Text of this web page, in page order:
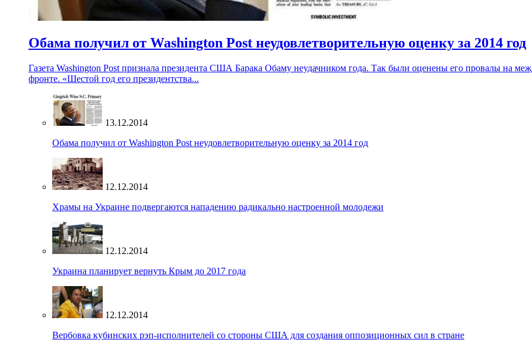
Обама получил от Washington Post неудовлетворительную оценку за 2014 год
Газета Washington Post признала президента США Барака Обаму неудачником года. Так были оценены его провалы на
фронте. «Шестой год его президентства...
13.12.2014
Обама получил от Washington Post неудовлетворительную оценку за 2014 год
12.12.2014
Храмы на Украине подвергаются нападению радикально настроенной молодежи
12.12.2014
Украина планирует вернуть Крым до 2017 года
12.12.2014
Вербовка кубинских рэп-исполнителей со стороны США для создания оппозиционных сил в стране